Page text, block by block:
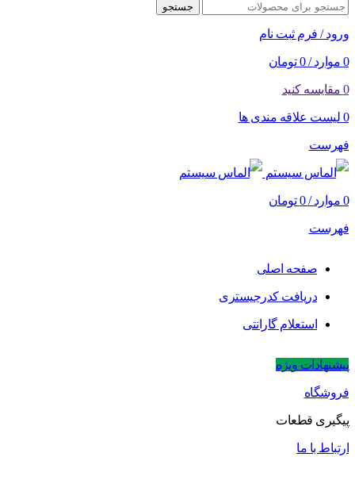
جستجو
ورود / فرم ثبت نام
0 موارد /
0 تومان
0 مقایسه کنید
0 لیست علاقه مندی ها
فهرست
0 موارد /
0 تومان
فهرست
صفحه اصلی
دریافت کدرجیستری
استعلام گارانتی
پیشنهادات ویژه
فروشگاه
پیگیری قطعات
ارتباط با ما